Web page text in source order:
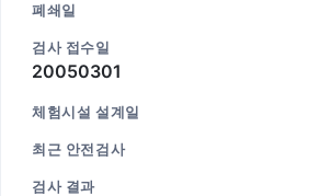
폐쇄일
검사 접수일
20050301
체험시설 설계일
최근 안전검사
검사 결과